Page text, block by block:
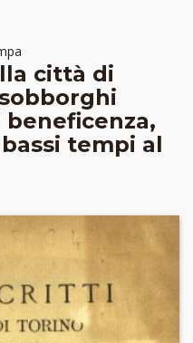
città di
tempi al